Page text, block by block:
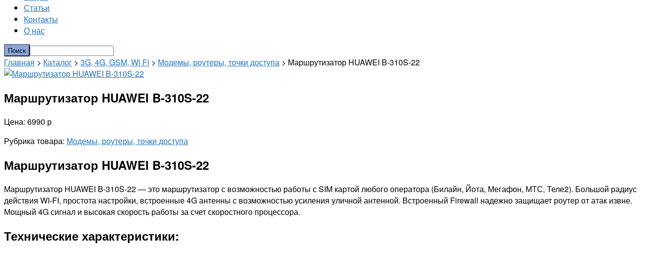
Статьи
Контакты
О нас
Главная > Каталог > 3G, 4G, GSM, Wi Fi > Модемы, роутеры, точки доступа > Маршрутизатор HUAWEI B-310S-22
Маршрутизатор HUAWEI B-310S-22
Цена: 6990 р
Рубрика товара: Модемы, роутеры, точки доступа
Маршрутизатор HUAWEI B-310S-22
Маршрутизатор HUAWEI B-310S-22 — это маршрутизатор с возможностью работы с SIM картой любого оператора (Билайн, Йота, Мегафон, МТС, Теле2). Большой радиус
действия WI-FI, простота настройки, встроенные 4G антенны с возможностью усиления уличной антенной. Встроенный Firewall надежно защищает роутер от атак извне.
Мощный 4G сигнал и высокая скорость работы за счет скоростного процессора.
Технические характеристики: